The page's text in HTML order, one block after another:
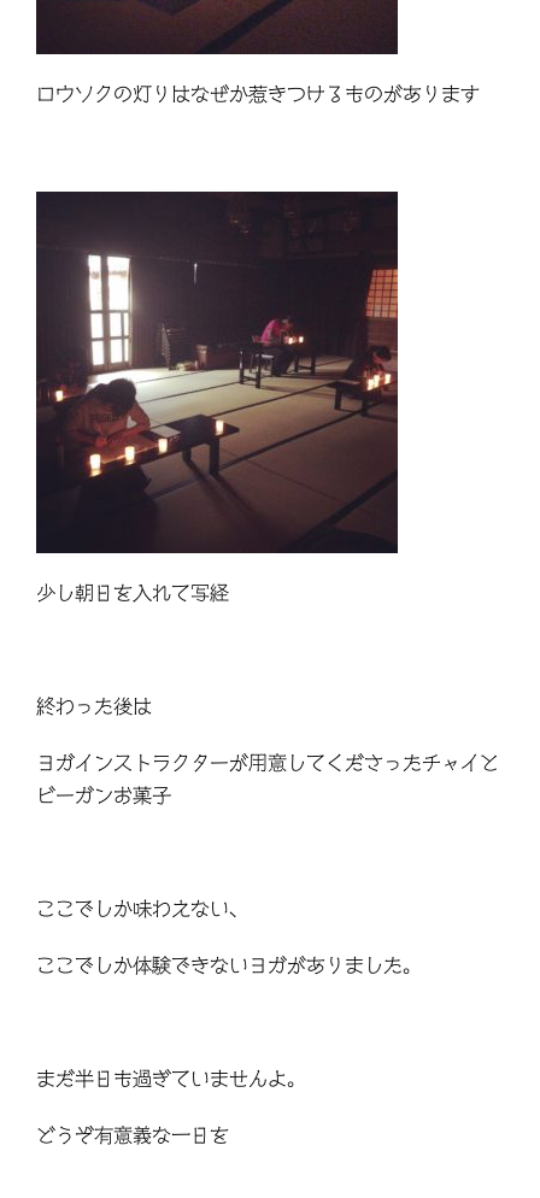
ロウソクの灯りはなぜか惹きつけるものがあります
少し朝日を入れて写経
終わった後は
ヨガインストラクターが用意してくださったチャイと
ビーガンお菓子
ここでしか味わえない、
ここでしか体験できないヨガがありました。
まだ半日も過ぎていませんよ。
どうぞ有意義な一日を